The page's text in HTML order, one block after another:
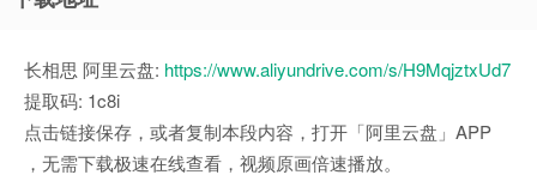
长相思 阿里云盘: https://www.aliyundrive.com/s/H9MqjztxUd7
提取码: 1c8i
点击链接保存，或者复制本段内容，打开「阿里云盘」APP
，无需下载极速在线查看，视频原画倍速播放。